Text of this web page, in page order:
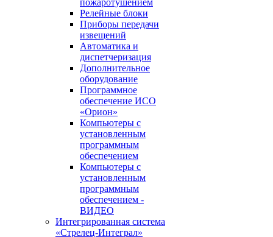
пожаротушением
Релейные блоки
Приборы передачи
извещений
Автоматика и
диспетчеризация
Дополнительное
оборудование
Программное
обеспечение ИСО
«Орион»
Компьютеры с
установленным
программным
обеспечением
Компьютеры с
установленным
программным
обеспечением -
ВИДЕО
Интегрированная система
«Стрелец-Интеграл»